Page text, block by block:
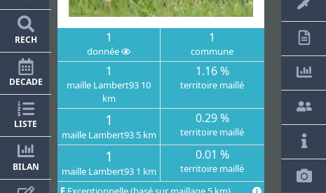
RECH
DECADE
LISTE
BILAN
1
donnée
1
commune
1
maille Lambert93 10
km
1.16 %
territoire maillé
1
maille Lambert93 5 km
0.29 %
territoire maillé
1
maille Lambert93 1 km
0.01 %
territoire maillé